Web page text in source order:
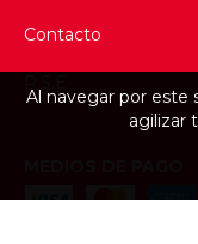
Al navegar por este
agilizar
Contacto